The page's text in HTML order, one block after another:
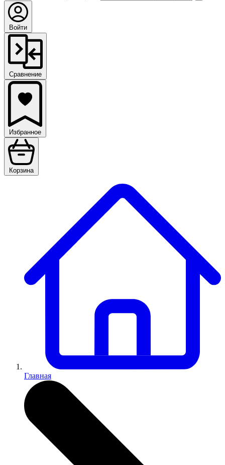
Войти
Сравнение
Избранное
Корзина
Главная